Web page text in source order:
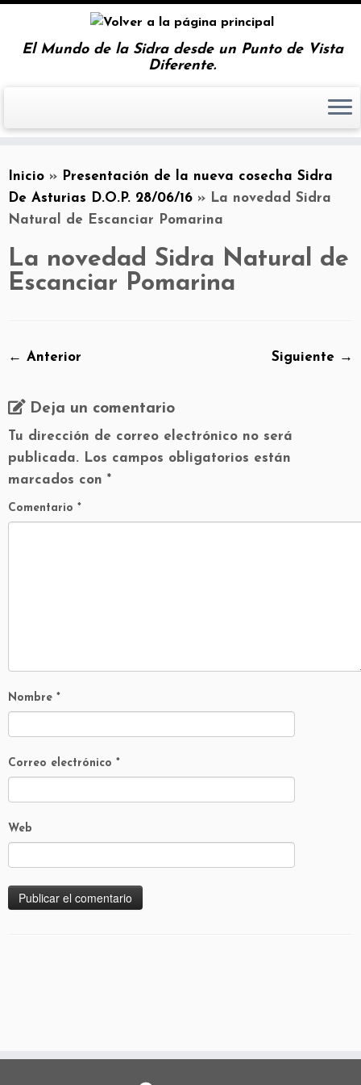
El Mundo de la Sidra desde un Punto de Vista
Diferente.
Inicio » Presentación de la nueva cosecha Sidra
De Asturias D.O.P. 28/06/16 » La novedad Sidra
Natural de Escanciar Pomarina
La novedad Sidra Natural de
Escanciar Pomarina
← Anterior Siguiente →
Deja un comentario
Tu dirección de correo electrónico no será
publicada. Los campos obligatorios están
marcados con *
Comentario *
Nombre *
Correo electrónico *
Web